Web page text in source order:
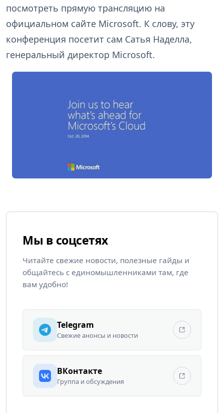
посмотреть прямую трансляцию на
официальном сайте Microsoft. К слову, эту
конференция посетит сам Сатья Наделла,
генеральный директор Microsoft.
Мы в соцсетях
Читайте свежие новости, полезные гайды и
общайтесь с единомышленниками там, где
вам удобно!
Telegram
Свежие анонсы и новости
ВКонтакте
Группа и обсуждения